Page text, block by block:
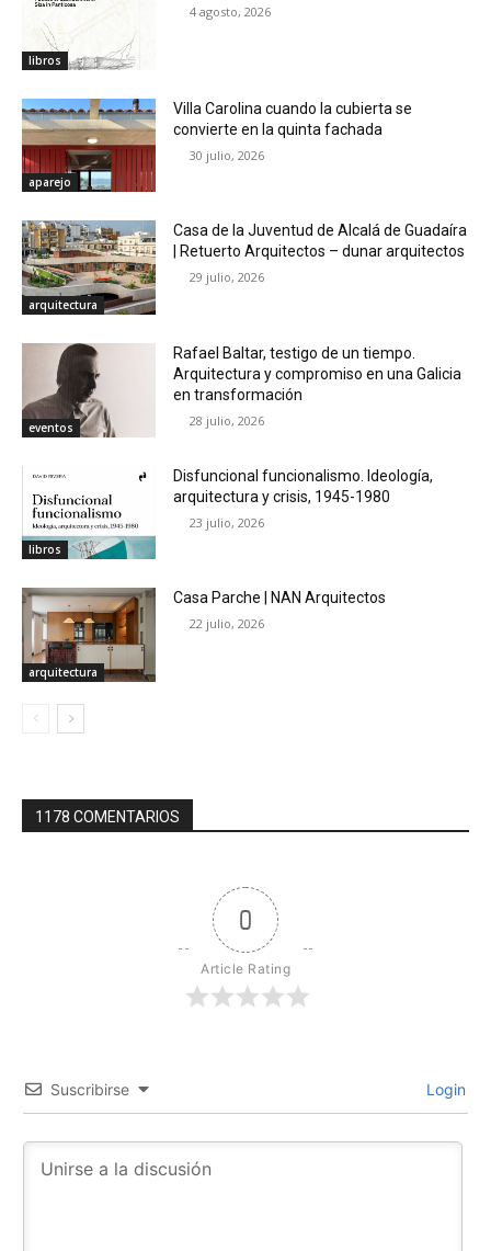
libros
4 agosto, 2026
aparejo
Villa Carolina cuando la cubierta se
convierte en la quinta fachada
30 julio, 2026
arquitectura
Casa de la Juventud de Alcalá de Guadaíra
| Retuerto Arquitectos – dunar arquitectos
29 julio, 2026
eventos
Rafael Baltar, testigo de un tiempo.
Arquitectura y compromiso en una Galicia
en transformación
28 julio, 2026
libros
Disfuncional funcionalismo. Ideología,
arquitectura y crisis, 1945-1980
23 julio, 2026
arquitectura
Casa Parche | NAN Arquitectos
22 julio, 2026
1178 COMENTARIOS
0
Article Rating
Suscribirse Login